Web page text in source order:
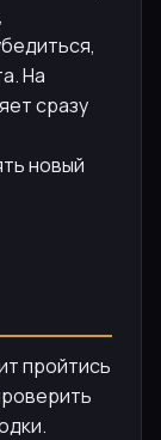
На
сразу
новый
пройтись